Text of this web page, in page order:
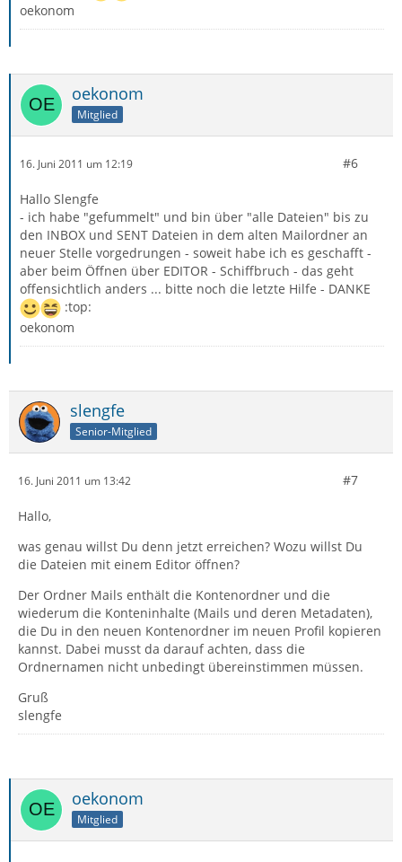
oekonom
oekonom
Mitglied
16. Juni 2011 um 12:19 #6
Hallo Slengfe
- ich habe "gefummelt" und bin über "alle Dateien" bis zu
den INBOX und SENT Dateien in dem alten Mailordner an
neuer Stelle vorgedrungen - soweit habe ich es geschafft -
aber beim Öffnen über EDITOR - Schiffbruch - das geht
offensichtlich anders ... bitte noch die letzte Hilfe - DANKE
:top:
oekonom
slengfe
Senior-Mitglied
16. Juni 2011 um 13:42 #7
Hallo,
was genau willst Du denn jetzt erreichen? Wozu willst Du
die Dateien mit einem Editor öffnen?
Der Ordner Mails enthält die Kontenordner und die
wiederum die Konteninhalte (Mails und deren Metadaten),
die Du in den neuen Kontenordner im neuen Profil kopieren
kannst. Dabei musst da darauf achten, dass die
Ordnernamen nicht unbedingt übereinstimmen müssen.
Gruß
slengfe
oekonom
Mitglied